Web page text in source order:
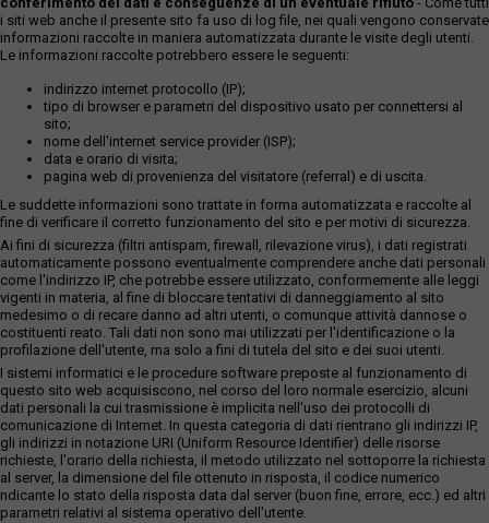
i siti web anche il presente sito fa uso di log file, nei quali vengono conservate
informazioni raccolte in maniera automatizzata durante le visite degli utenti.
Le informazioni raccolte potrebbero essere le seguenti:
indirizzo internet protocollo (IP);
tipo di browser e parametri del dispositivo usato per connettersi al
sito;
nome dell'internet service provider (ISP);
data e orario di visita;
pagina web di provenienza del visitatore (referral) e di uscita.
Le suddette informazioni sono trattate in forma automatizzata e raccolte al
fine di verificare il corretto funzionamento del sito e per motivi di sicurezza.
Ai fini di sicurezza (filtri antispam, firewall, rilevazione virus), i dati registrati
automaticamente possono eventualmente comprendere anche dati personali
come l'indirizzo IP, che potrebbe essere utilizzato, conformemente alle leggi
vigenti in materia, al fine di bloccare tentativi di danneggiamento al sito
medesimo o di recare danno ad altri utenti, o comunque attività dannose o
costituenti reato. Tali dati non sono mai utilizzati per l'identificazione o la
profilazione dell'utente, ma solo a fini di tutela del sito e dei suoi utenti.
I sistemi informatici e le procedure software preposte al funzionamento di
questo sito web acquisiscono, nel corso del loro normale esercizio, alcuni
dati personali la cui trasmissione è implicita nell'uso dei protocolli di
comunicazione di Internet. In questa categoria di dati rientrano gli indirizzi IP,
gli indirizzi in notazione URI (Uniform Resource Identifier) delle risorse
richieste, l'orario della richiesta, il metodo utilizzato nel sottoporre la richiesta
al server, la dimensione del file ottenuto in risposta, il codice numerico
ndicante lo stato della risposta data dal server (buon fine, errore, ecc.) ed altri
parametri relativi al sistema operativo dell'utente.